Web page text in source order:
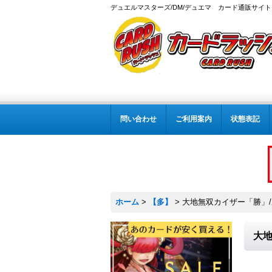
デュエルマスターズ/DM/デュエマ カード通販サイト
問い合わせ ご利用案内 状態表記
ホーム > 【多】 > 大地無双カイザー「勝
大